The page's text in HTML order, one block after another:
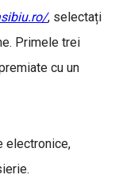
, selectați
Primele trei
cu un
electronice,